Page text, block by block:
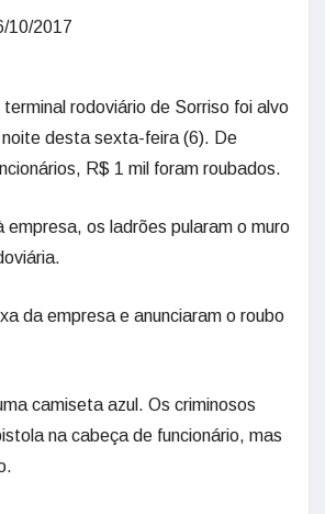
10/2017
rodoviário de Sorriso foi alvo
desta sexta-feira (6). De
R$ 1 mil foram roubados.
empresa, os ladrões pularam o muro
da empresa e anunciaram o roubo
camiseta azul. Os criminosos
na cabeça de funcionário, mas